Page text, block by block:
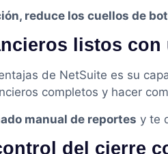
reduce los cuellos de
listos con
de NetSuite es su
completos y hacer
manual de reportes y te
del cierre